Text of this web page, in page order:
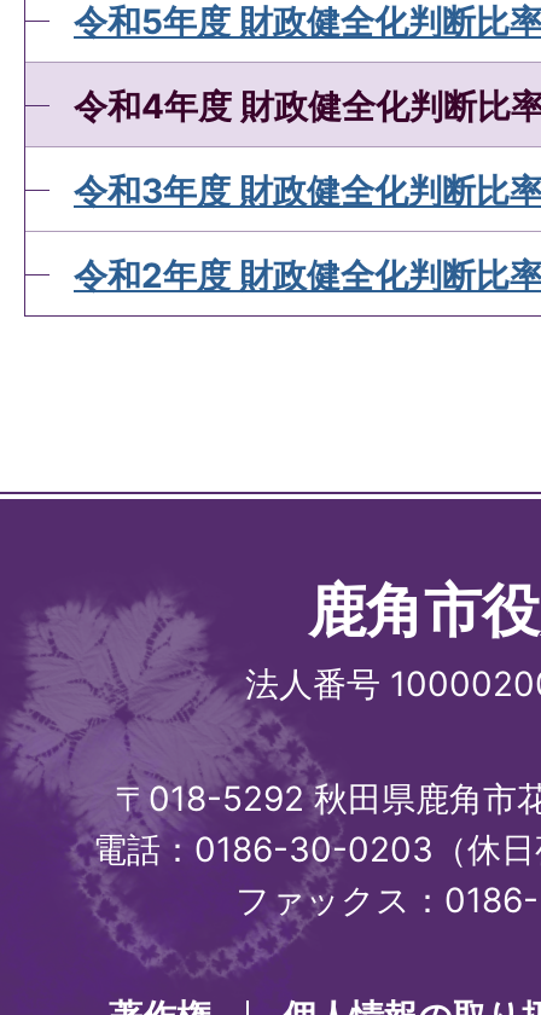
令和5年度 財政健全化判断比
令和4年度 財政健全化判断比
令和3年度 財政健全化判断比
令和2年度 財政健全化判断比
鹿角市
法人番号
〒018-5292 秋田県鹿角市
電話：0186-30-0203（休
ファックス：